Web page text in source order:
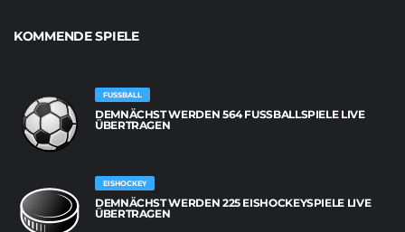
KOMMENDE SPIELE
FUSSBALL
DEMNÄCHST WERDEN 564 FUSSBALLSPIELE LIVE Ü
BERTRAGEN
EISHOCKEY
DEMNÄCHST WERDEN 225 EISHOCKEYSPIELE LIVE
ÜBERTRAGEN